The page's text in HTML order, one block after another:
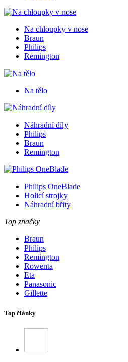
Na chloupky v nose
Braun
Philips
Remington
Na tělo
Náhradní díly
Philips
Braun
Remington
Philips OneBlade
Holicí strojky
Náhradní břity
Top značky
Braun
Philips
Remington
Rowenta
Eta
Panasonic
Gillette
Top články